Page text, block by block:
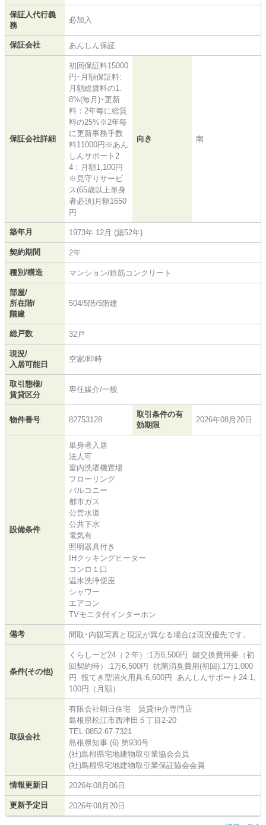
保証人代行義
務
必加入
保証会社 あんしん保証
保証会社詳細
初回保証料15000
円･月額保証料:
月額総賃料の1.
8%(毎月)･更新
料：2年毎に総賃
料の25%※2年毎
に更新事務手数
料11000円※あん
しんサポート2
4：月額1,100円
※見守りサービ
ス(65歳以上単身
者必須)月額1650
円
向き 南
築年月 1973年 12月 (築52年)
契約期間 2年
種別/構造 マンション/鉄筋コンクリート
部屋/
所在階/
階建
504/5階/5階建
総戸数 32戸
現況/
入居可能日
空家/即時
取引態様/
賃貸区分
専任媒介/一般
物件番号 82753128
取引条件の有
効期限
2026年08月20日
設備条件
単身者入居
法人可
室内洗濯機置場
フローリング
バルコニー
都市ガス
公営水道
公共下水
電気有
照明器具付き
IHクッキングヒーター
コンロ１口
温水洗浄便座
シャワー
エアコン
TVモニタ付インターホン
備考 間取･内観写真と現況が異なる場合は現況優先です。
条件(その他)
くらしーど24（２年）:1万6,500円 鍵交換費用要（初
回契約時）:1万6,500円 抗菌消臭費用(初回):1万1,000
円 投てき型消火用具:6,600円 あんしんサポート24:1,
100円（月額）
取扱会社
有限会社朝日住宅 賃貸仲介専門店
島根県松江市西津田５丁目2-20
TEL:0852-67-7321
島根県知事 (6) 第930号
(社)島根県宅地建物取引業協会会員
(社)島根県宅地建物取引業保証協会会員
情報更新日 2026年08月06日
更新予定日 2026年08月20日